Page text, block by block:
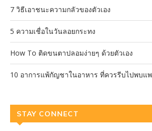
7 วิธีเอาชนะความกลัวของตัวเอง
5 ความเชื่อในวันลอยกระทง
How To ติดขนตาปลอมง่ายๆ ด้วยตัวเอง
10 อาการแพ้กัญชาในอาหาร ที่ควรรีบไปพบแ
STAY CONNECT